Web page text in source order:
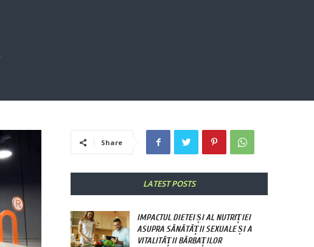
Share
LATEST POSTS
IMPACTUL DIETEI ȘI AL NUTRIȚIEI
ASUPRA SĂNĂTĂȚII SEXUALE ȘI A
VITALITĂȚII BĂRBAȚILOR